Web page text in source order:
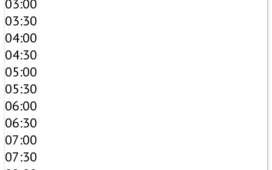
03:00
03:30
04:00
04:30
05:00
05:30
06:00
06:30
07:00
07:30